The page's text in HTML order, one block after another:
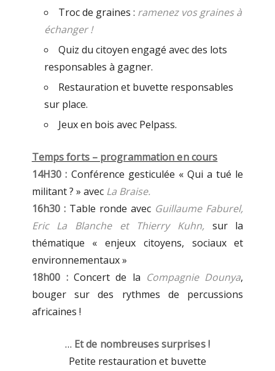
Troc de graines : ramenez vos graines à
échanger !
Quiz du citoyen engagé avec des lots
responsables à gagner.
Restauration et buvette responsables
sur place.
Jeux en bois avec Pelpass.
Temps forts – programmation en cours
14H30 : Conférence gesticulée « Qui a tué le
militant ? » avec La Braise.
16h30 : Table ronde avec Guillaume Faburel,
Eric La Blanche et Thierry Kuhn, sur la
thématique « enjeux citoyens, sociaux et
environnementaux »
18h00 :Concert de la Compagnie Dounya,
bouger sur des rythmes de percussions
africaines !
… Et de nombreuses surprises !
Petite restauration et buvette